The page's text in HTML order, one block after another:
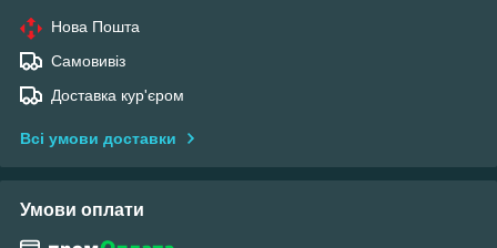
Нова Пошта
Самовивіз
Доставка кур'єром
Всі умови доставки
Умови оплати